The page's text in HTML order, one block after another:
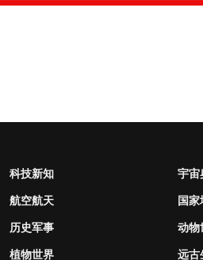
科技新知
宇宙
航空航天
国家
历史军事
动物
植物世界
远古